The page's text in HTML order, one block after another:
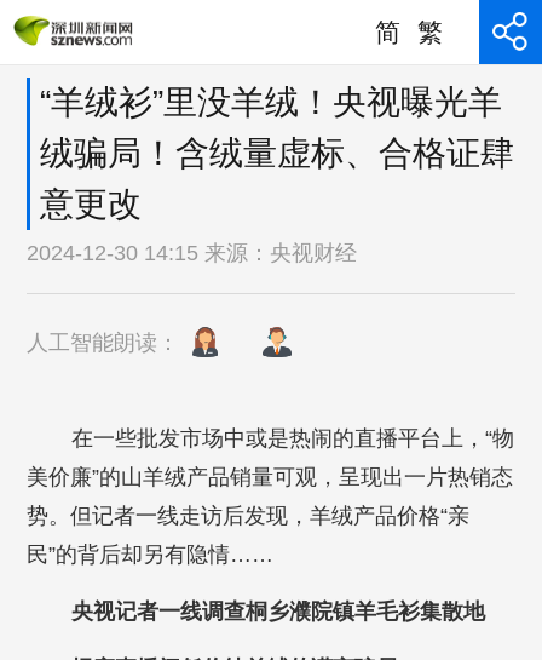
简 繁
“羊绒衫”里没羊绒！央视曝光羊
绒骗局！含绒量虚标、合格证肆
意更改
2024-12-30 14:15 来源： 央视财经
人工智能朗读：
在一些批发市场中或是热闹的直播平台上，“物
美价廉”的山羊绒产品销量可观，呈现出一片热销态
势。但记者一线走访后发现，羊绒产品价格“亲
民”的背后却另有隐情……
央视记者一线调查桐乡濮院镇羊毛衫集散地